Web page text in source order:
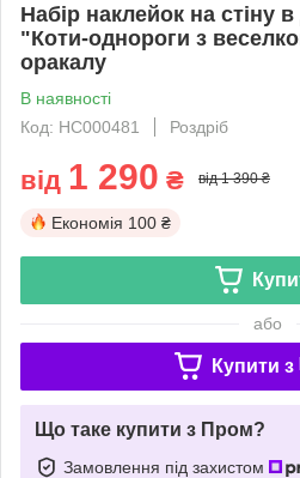
Набір наклейок на стіну
"Коти-однороги з
оракалу
В наявності
Код: НС000481
Роздріб
від 1 290 ₴ від 1 390 ₴
Економія 100 ₴
або
Купити з
Що таке купити з Пром?
Замовлення під захистом